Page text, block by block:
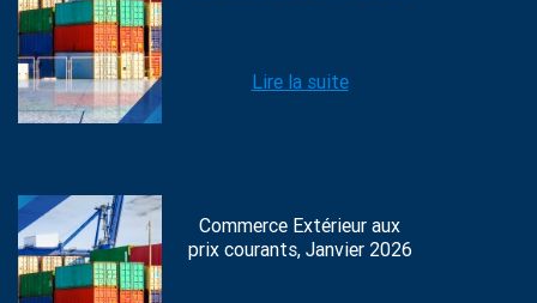
Lire la suite
Commerce Extérieur aux
prix courants, Janvier 2026